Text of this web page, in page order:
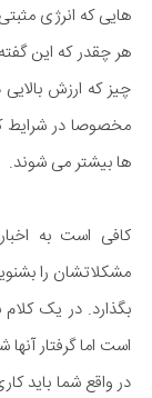
هایی که انرژی
هر چقدر که این
چیز که ارزش
مخصوصا در شرایط
ها بیشتر می شوند.
کافی است به
مشکلاتشان را
بگذارد. در یک
است اما گرفتار
در واقع شما باید